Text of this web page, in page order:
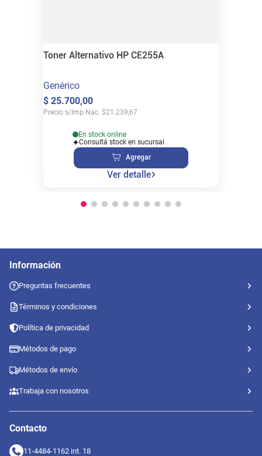
Toner Alternativo HP CE255A
Genérico
$ 25.700,00
Precio s/Imp Nac. $21.239,67
En stock online
Consultá stock en sucursal
Agregar
Ver detalle
Información
Preguntas frecuentes
Términos y condiciones
Política de privacidad
Métodos de pago
Métodos de envío
Trabaja con nosotros
Contacto
11-4484-1162 int. 18